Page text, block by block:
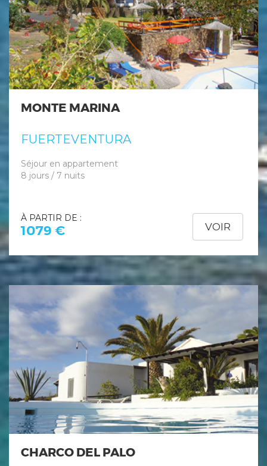
MONTE MARINA
FUERTEVENTURA
Séjour en appartement
8 jours / 7 nuits
À PARTIR DE :
1079 € VOIR
CHARCO DEL PALO